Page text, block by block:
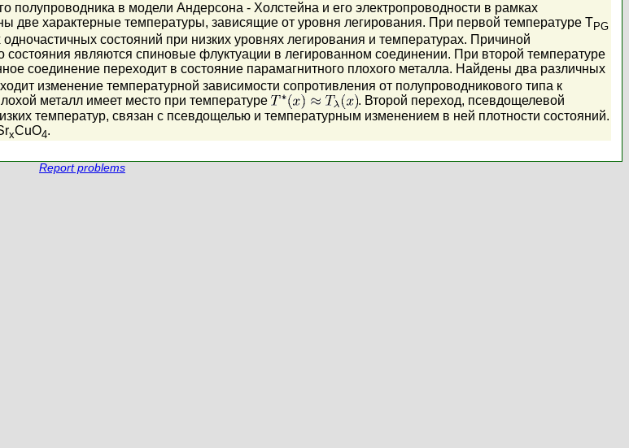
полупроводника в модели Андерсона - Холстейна и его электропроводности в рамках
характерные температуры, зависящие от уровня легирования. При первой температуре TPG
состояний при низких уровнях легирования и температурах. Причиной
состояния являются спиновые флуктуации в легированном соединении. При второй температуре
соединение переходит в состояние парамагнитного плохого металла. Найдены два различных
изменение температурной зависимости сопротивления от полупроводникового типа к
металл имеет место при температуре
. Второй переход, псевдощелевой
температур, связан с псевдощелью и температурным изменением в ней плотности состояний.
xCuO4.
Report problems